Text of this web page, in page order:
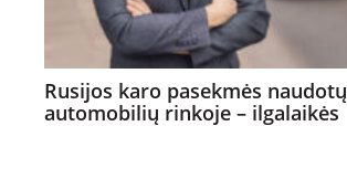
Rusijos karo pasekmės naudotų
automobilių rinkoje – ilgalaikės